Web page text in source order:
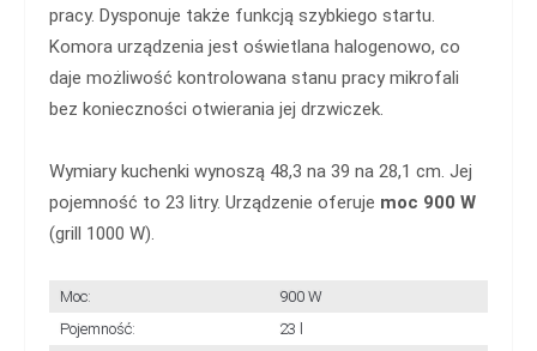
pracy. Dysponuje także funkcją szybkiego startu.
Komora urządzenia jest oświetlana halogenowo, co
daje możliwość kontrolowana stanu pracy mikrofali
bez konieczności otwierania jej drzwiczek.
Wymiary kuchenki wynoszą 48,3 na 39 na 28,1 cm. Jej
pojemność to 23 litry. Urządzenie oferuje moc 900 W
(grill 1000 W).
Moc:
900 W
Pojemność:
23 l